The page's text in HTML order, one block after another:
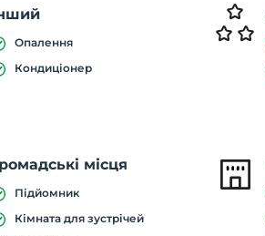
Опалення
Кондиціонер
місця
Підйомник
Кімната для зустрічей